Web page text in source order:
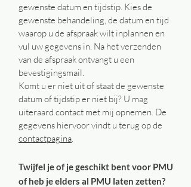
gewenste datum en tijdstip. Kies de
gewenste behandeling, de datum en tijd
waarop u de afspraak wilt inplannen en
vul uw gegevens in. Na het verzenden
van de afspraak ontvangt u een
bevestigingsmail.
Komt u er niet uit of staat de gewenste
datum of tijdstip er niet bij? U mag
uiteraard contact met mij opnemen. De
gegevens hiervoor vindt u terug op de
contactpagina.
Twijfel je of je geschikt bent voor PMU
of heb je elders al PMU laten zetten?